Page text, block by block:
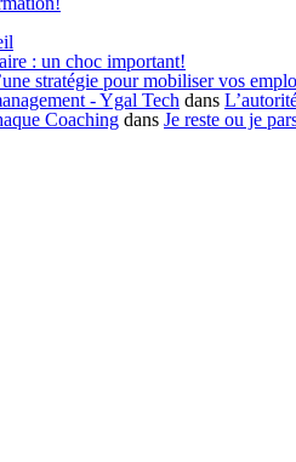
: un choc important!
stratégie pour mobiliser vos
- Ygal Tech dans
Coaching dans Je reste ou je